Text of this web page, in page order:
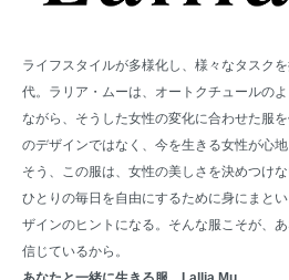
ライフスタイルが多様化し、様々なタスク
代。ラリア・ムーは、オートクチュールの
ながら、そうした女性の変化に合わせた服
のデザインではなく、今を生きる女性が心地
そう、この服は、女性の美しさを決めつけ
ひとりの毎日を自由にするために身にまと
ザインのヒントになる。そんな服こそが、
信じているから。